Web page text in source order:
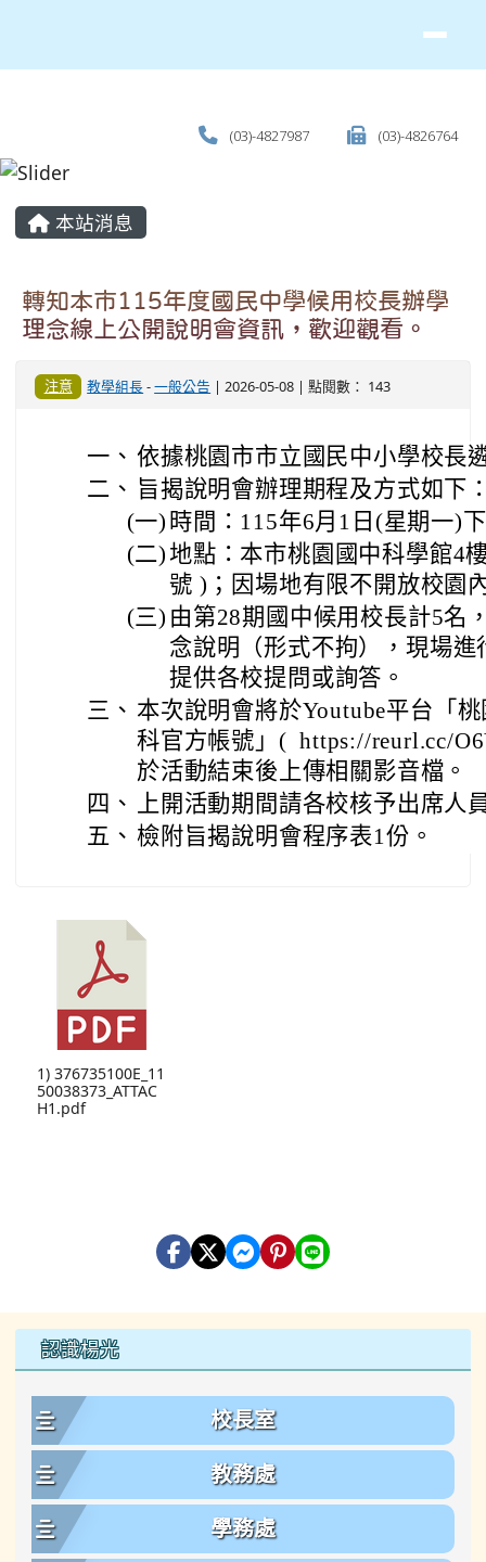
(03)-4827987 (03)-4826764
主內容區域
本站消息
轉知本市115年度國民中學候用校長辦學
理念線上公開說明會資訊，歡迎觀看。
注意 教學組長-一般公告 | 2026-05-08 | 點閱數： 143
一、 依據桃園市市立國民中小學校長
二、 旨揭說明會辦理期程及方式如下
(一) 時間：115年6月1日(星期一)
(二)地點：本市桃園國中科學館4
號 )；因場地有限不開放校園
(三) 由第28期國中候用校長計5名
念說明（形式不拘），現場
提供各校提問或詢答。
三、 本次說明會將於Youtube平台「
科官方帳號」( https://reurl.cc/
於活動結束後上傳相關影音檔。
四、
上開活動期間請各校核予出席人
五、 檢附旨揭說明會程序表1份。
1) 376735100E_11
50038373_ATTAC
H1.pdf
左邊區域內容
認識楊光
校長室
教務處
學務處